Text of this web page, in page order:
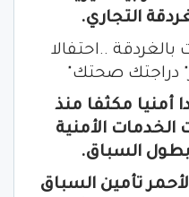
التجاري.
أمنيا مكثفا منذ
الأمنية
بطول السباق.
تأمين السباق